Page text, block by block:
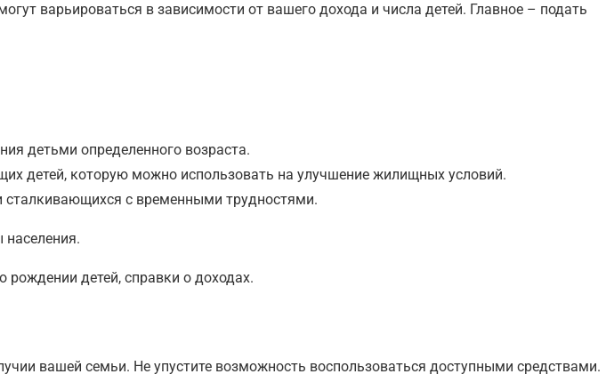
варьироваться в зависимости от вашего дохода и числа детей. Главное – подать
детьми определенного возраста.
детей, которую можно использовать на улучшение жилищных условий.
с временными трудностями.
рождении детей, справки о доходах.
вашей семьи. Не упустите возможность воспользоваться доступными средствами.